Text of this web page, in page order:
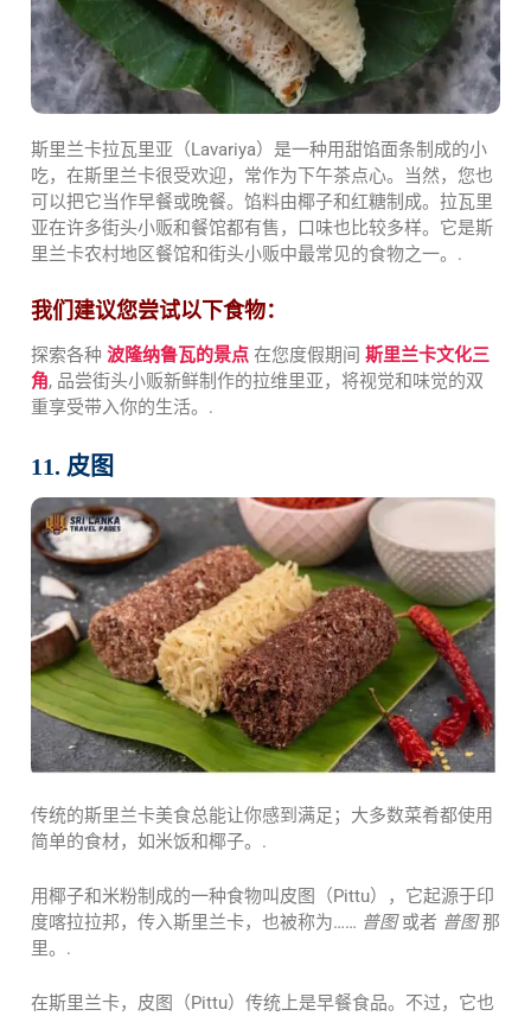
斯里兰卡拉瓦里亚（Lavariya）是一种用甜馅面条制成的小
吃，在斯里兰卡很受欢迎，常作为下午茶点心。当然，您也
可以把它当作早餐或晚餐。馅料由椰子和红糖制成。拉瓦里
亚在许多街头小贩和餐馆都有售，口味也比较多样。它是斯
里兰卡农村地区餐馆和街头小贩中最常见的食物之一。.
我们建议您尝试以下食物：
探索各种 波隆纳鲁瓦的景点 在您度假期间 斯里兰卡文化三
角, 品尝街头小贩新鲜制作的拉维里亚，将视觉和味觉的双
重享受带入你的生活。.
11. 皮图
传统的斯里兰卡美食总能让你感到满足；大多数菜肴都使用
简单的食材，如米饭和椰子。.
用椰子和米粉制成的一种食物叫皮图（Pittu），它起源于印
度喀拉拉邦，传入斯里兰卡，也被称为…… 普图或者 普图那
里。.
在斯里兰卡，皮图（Pittu）传统上是早餐食品。不过，它也